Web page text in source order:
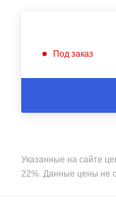
Под заказ
Указанные на сайте
22%. Данные цены не